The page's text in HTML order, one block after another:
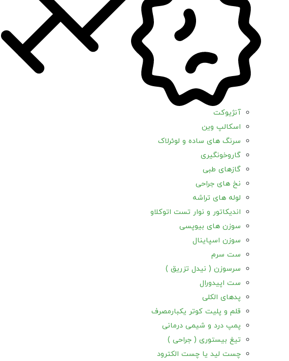
آنژیوکت
اسکالپ وین
سرنگ های ساده و لوئرلاک
گاروخونگیری
گازهای طبی
نخ های جراحی
لوله های تراشه
اندیکاتور و نوار تست اتوکلاو
سوزن های بیوپسی
سوزن اسپاینال
ست سرم
سرسوزن ( نیدل تزریق )
ست اپیدورال
پدهای الکلی
قلم و پلیت کوتر یکبارمصرف
پمپ درد و شیمی درمانی
تیغ بیستوری ( جراحی )
چست لید یا چست الکترود